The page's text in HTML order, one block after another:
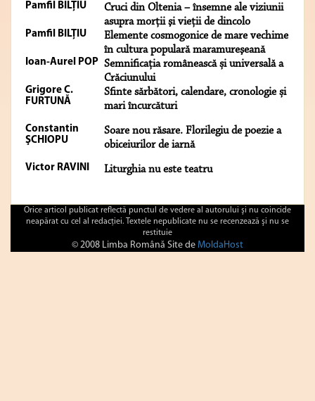
Pamfil BILŢIU
Cruci din Oltenia – însemne ale viziunii
asupra morţii şi vieţii de dincolo
Pamfil BILŢIU
Elemente cosmogonice de mare vechime
în cultura populară maramureşeană
Ioan-Aurel POP Semnificația românească și universală a
Crăciunului
Grigore C.
FURTUNĂ
Sfinte sărbători, calendare, cronologie și
mari încurcături
Constantin
ŞCHIOPU
Soare nou răsare. Florilegiu de poezie a
obiceiurilor de iarnă
Victor RAVINI Liturghia nu este teatru
Orice articol publicat reflectă punctul de vedere al autorului şi nu coincide
neapărat cu cel al redacţiei. Textele nepublicate nu se recenzează şi nu se
restituie
© 2008 Limba Română Site de MoldaHost